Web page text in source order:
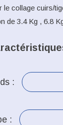
le collage cuirs/
de 3.4 Kg , 6.8
:
: